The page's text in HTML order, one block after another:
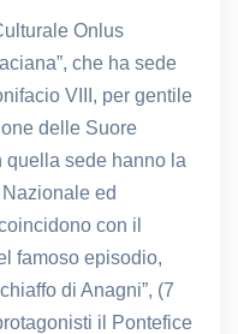
Onlus
che ha sede
VIII, per gentile
delle Suore
sede hanno la
ed
con il
famoso episodio,
di Anagni”, (7
il Pontefice